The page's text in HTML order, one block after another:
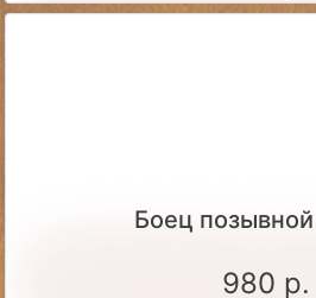
Боец
980 р.